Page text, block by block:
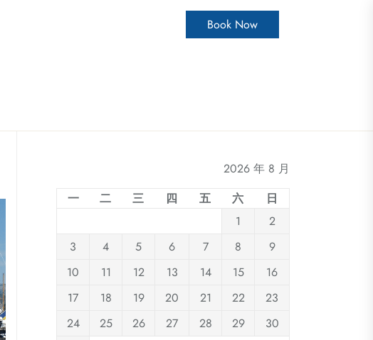
Book Now
2026 年 8 月
一
二 三 四 五 六
日
1
2
3
4 5 6 7 8
9
10
11 12 13 14 15
16
17
18 19 20 21 22
23
24
25 26 27 28 29
30